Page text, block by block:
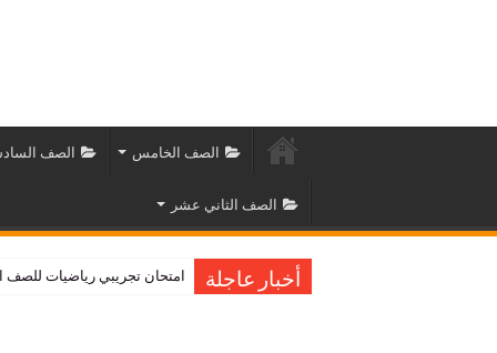
الصف الخامس الصف
الصف الثاني عشر
أخبار عاجلة امتحان تجريبي رياضيات للصف العاشر نهاية